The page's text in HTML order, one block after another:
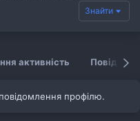
Знайти
активність
профілю.